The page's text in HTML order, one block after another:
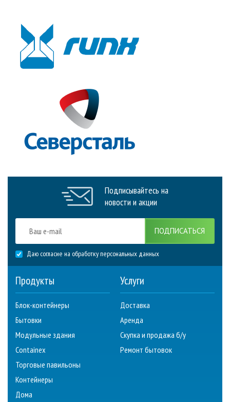
Подписывайтесь на
новости и акции
ПОДПИСАТЬСЯ
Даю согласие на обработку персональных данных
Продукты
Блок-контейнеры
Бытовки
Модульные здания
Containex
Торговые павильоны
Контейнеры
Дома
Услуги
Доставка
Аренда
Скупка и продажа б/у
Ремонт бытовок